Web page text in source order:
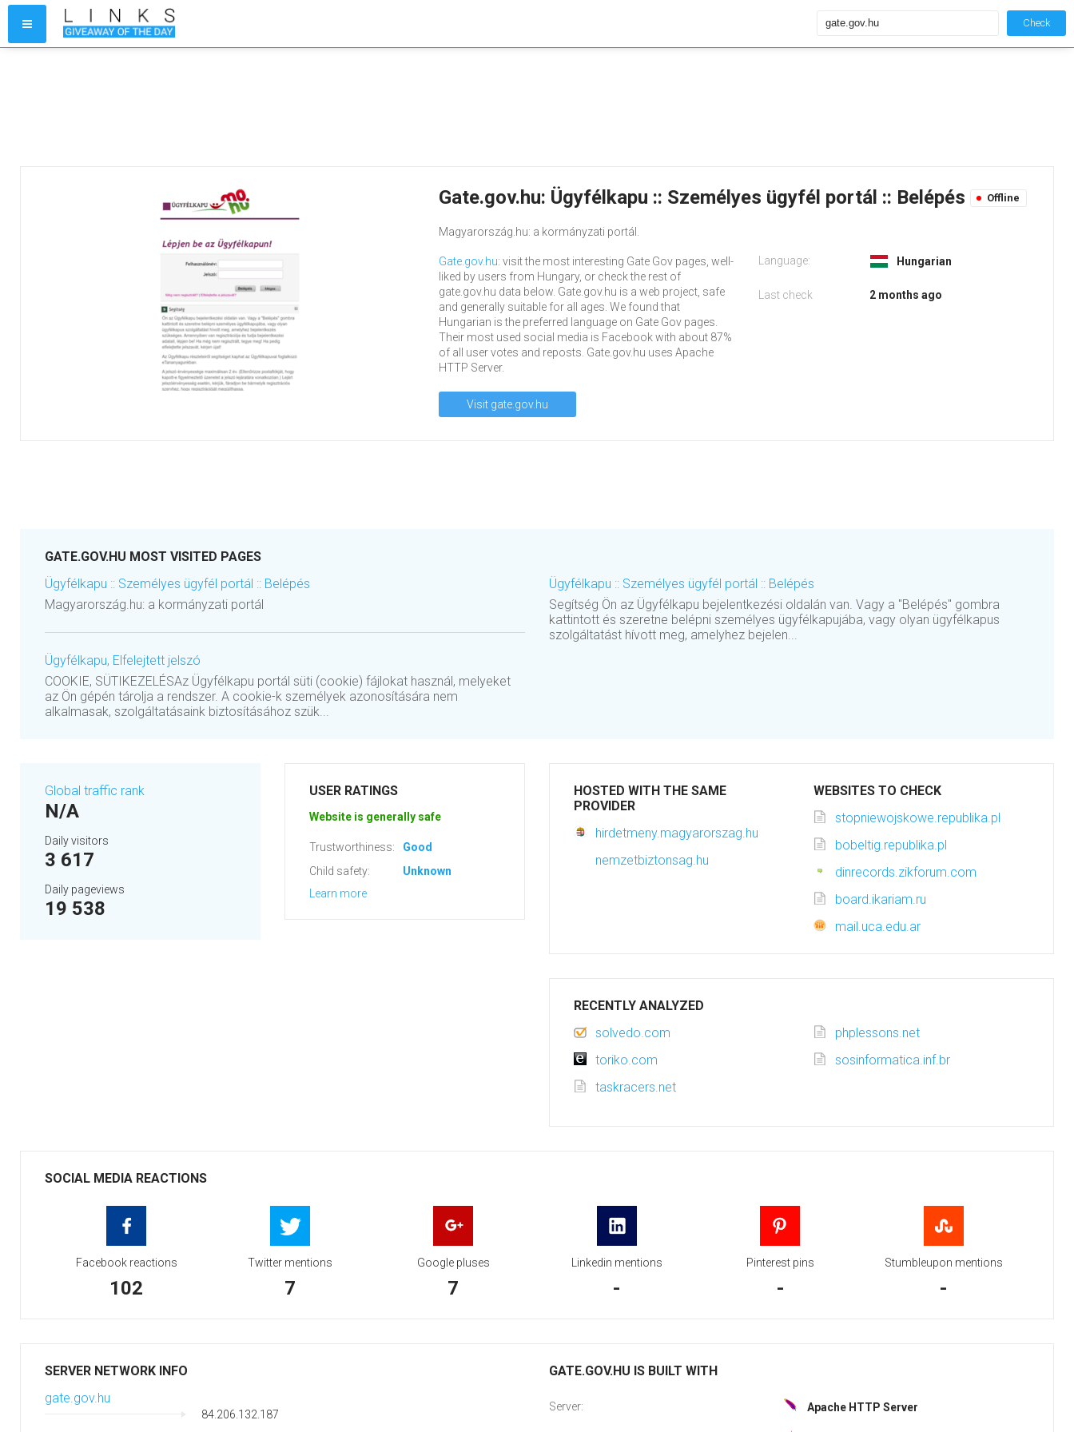
Check
Gate.gov.hu: Ügyfélkapu :: Személyes ügyfél portál :: Belépés Offline
Magyarország.hu: a kormányzati portál.
Gate.gov.hu: visit the most interesting Gate Gov pages, well-
liked by users from Hungary, or check the rest of
gate.gov.hu data below. Gate.gov.hu is a web project, safe
and generally suitable for all ages. We found that
Hungarian is the preferred language on Gate Gov pages.
Their most used social media is Facebook with about 87%
of all user votes and reposts. Gate.gov.hu uses Apache
HTTP Server.
Visit gate.gov.hu
Language: Hungarian
Last check 2 months ago
GATE.GOV.HU MOST VISITED PAGES
Ügyfélkapu :: Személyes ügyfél portál :: Belépés
Magyarország.hu: a kormányzati portál
Ügyfélkapu, Elfelejtett jelszó
COOKIE, SÜTIKEZELÉSAz Ügyfélkapu portál süti (cookie) fájlokat használ, melyeket
az Ön gépén tárolja a rendszer. A cookie-k személyek azonosítására nem
alkalmasak, szolgáltatásaink biztosításához szük...
Ügyfélkapu :: Személyes ügyfél portál :: Belépés
Segítség Ön az Ügyfélkapu bejelentkezési oldalán van. Vagy a "Belépés" gombra
kattintott és szeretne belépni személyes ügyfélkapujába, vagy olyan ügyfélkapus
szolgáltatást hívott meg, amelyhez bejelen...
Global traffic rank
N/A
Daily visitors
3 617
Daily pageviews
19 538
USER RATINGS
Website is generally safe
Trustworthiness:
Good
Child safety:
Unknown
Learn more
HOSTED WITH THE SAME
PROVIDER
hirdetmeny.magyarorszag.hu
nemzetbiztonsag.hu
WEBSITES TO CHECK
stopniewojskowe.republika.pl
bobeltig.republika.pl
dinrecords.zikforum.com
board.ikariam.ru
mail.uca.edu.ar
RECENTLY ANALYZED
solvedo.com
phplessons.net
toriko.com
sosinformatica.inf.br
taskracers.net
SOCIAL MEDIA REACTIONS
Facebook reactions
102
Twitter mentions
7
Google pluses
7
Linkedin mentions
-
Pinterest pins
-
Stumbleupon mentions
-
SERVER NETWORK INFO
gate.gov.hu
84.206.132.187
GATE.GOV.HU IS BUILT WITH
Server: Apache HTTP Server